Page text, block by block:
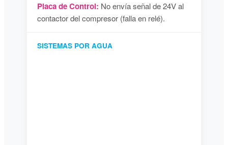
Placa de Control: No envía señal de 24V al
contactor del compresor (falla en relé).
SISTEMAS POR AGUA